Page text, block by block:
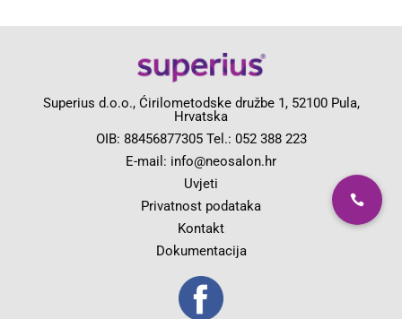
Superius d.o.o., Ćirilometodske družbe 1, 52100 Pula,
Hrvatska
OIB: 88456877305 Tel.: 052 388 223
E-mail: info@neosalon.hr
Uvjeti
Privatnost podataka
Kontakt
Dokumentacija